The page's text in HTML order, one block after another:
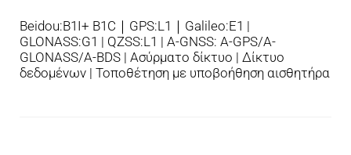
Beidou:B1I+ B1C｜GPS:L1｜Galileo:E1 |
GLONASS:G1 | QZSS:L1 | A-GNSS: A-GPS/A-
GLONASS/A-BDS | Ασύρματο δίκτυο | Δίκτυο
δεδομένων | Τοποθέτηση με υποβοήθηση αισθητήρα